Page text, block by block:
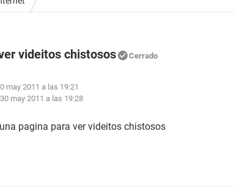
videitos chistosos Cerrado
may 2011 a las 19:21
30 may 2011 a las 19:28
pagina para ver videitos chistosos